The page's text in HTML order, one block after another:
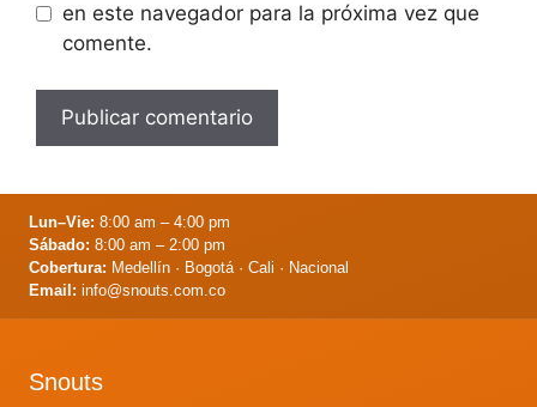
en este navegador para la próxima vez que
comente.
Lun–Vie: 8:00 am – 4:00 pm
Sábado: 8:00 am – 2:00 pm
Cobertura: Medellín · Bogotá · Cali · Nacional
Email: info@snouts.com.co
Snouts